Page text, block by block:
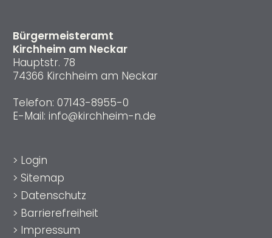
Bürgermeisteramt
Kirchheim am Neckar
Hauptstr. 78
74366 Kirchheim am Neckar
Telefon: 07143-8955-0
E-Mail: info@kirchheim-n.de
> Login
> Sitemap
> Datenschutz
> Barrierefreiheit
> Impressum